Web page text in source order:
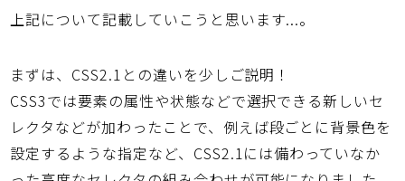
上記について記載していこうと思います...。
まずは、CSS2.1との違いを少しご説明！
CSS3では要素の属性や状態などで選択できる新しいセ
レクタなどが加わったことで、例えば段ごとに背景色を
設定するような指定など、CSS2.1には備わっていなか